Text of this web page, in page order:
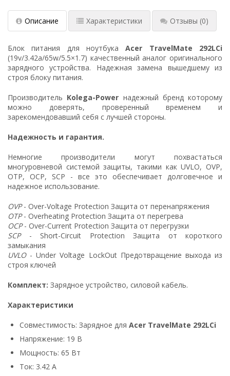
Описание Характеристики Отзывы (0)
Блок питания для ноутбукаAcer TravelMate 292LCi
(19v/3.42a/65w/5.5×1.7) качественный аналог оригинального
зарядного устройства. Надежная замена вышедшему из
строя блоку питания.
Производитель Kolega-Power надежный бренд которому
можно доверять, проверенный временем и
зарекомендовавший себя с лучшей стороны.
Надежность и гарантия.
Немногие производители могут похвастаться
многуровневой системой защиты, такими как UVLO, OVP,
OTP, OCP, SCP - все это обеспечивает долговечное и
надежное использование.
OVP- Over-Voltage Protection Защита от перенапряжения
OTP- Overheating Protection Защита от перегрева
OCP- Over-Current Protection Защита от перегрузки
SCP- Short-Circuit Protection Защита от короткого
замыкания
UVLO- Under Voltage LockOut Предотвращение выхода из
строя ключей
Комплект: Зарядное устройство, силовой кабель.
Характеристики
Совместимость: Зарядное для Acer TravelMate 292LCi
Напряжение: 19 В
Мощность: 65 Вт
Ток: 3.42 А